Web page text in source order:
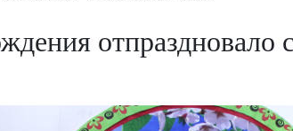
отпраздновало